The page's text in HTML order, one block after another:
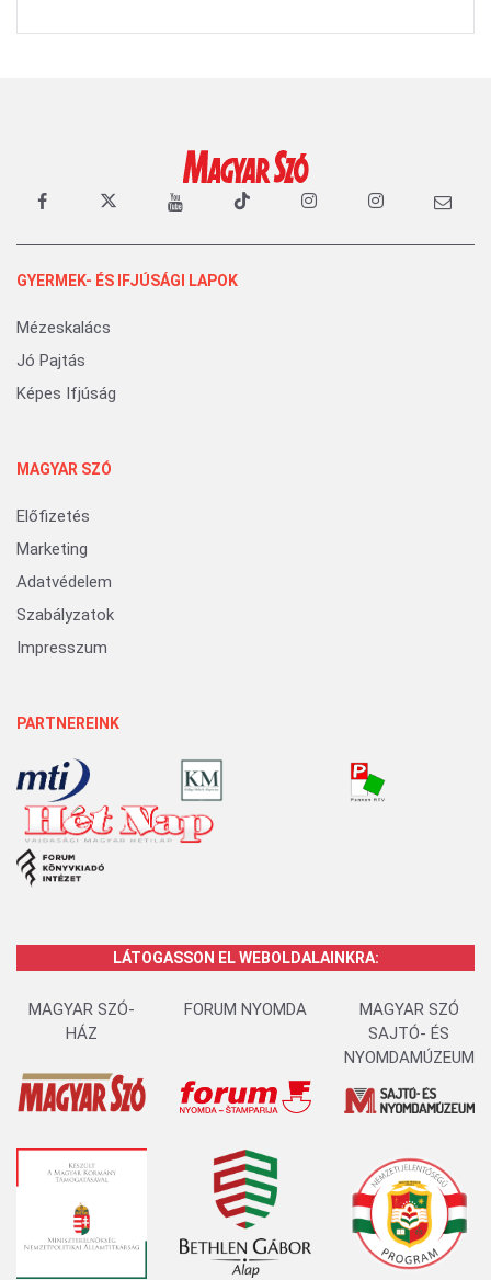
GYERMEK- ÉS IFJÚSÁGI LAPOK
Mézeskalács
Jó Pajtás
Képes Ifjúság
MAGYAR SZÓ
Előfizetés
Marketing
Adatvédelem
Szabályzatok
Impresszum
PARTNEREINK
LÁTOGASSON EL WEBOLDALAINKRA:
MAGYAR SZÓ-
HÁZ
FORUM NYOMDA
MAGYAR SZÓ
SAJTÓ- ÉS
NYOMDAMÚZEUM